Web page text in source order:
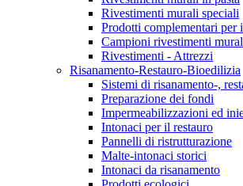
Rivestimenti murali speciali
Prodotti complementari per
Campioni rivestimenti
Rivestimenti - Attrezzi
Risanamento-Restauro-Bioedilizia
Sistemi di risanamento-,
Preparazione dei fondi
Impermeabilizzazioni ed
Intonaci per il restauro
Pannelli di ristrutturazione
Malte-intonaci storici
Intonaci da risanamento